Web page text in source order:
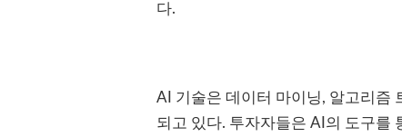
다.
AI 기술은 데이터 마이닝, 알고리즘
되고 있다. 투자자들은 AI의 도구를